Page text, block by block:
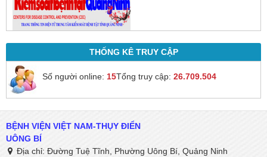
THỐNG KÊ TRUY CẬP
Số người online: 15Tổng truy cập: 26.709.504
BỆNH VIỆN VIỆT NAM-THỤY ĐIỂN
UÔNG BÍ
Địa chỉ: Đường Tuệ Tĩnh, Phường Uông Bí, Quảng Ninh